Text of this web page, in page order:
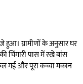
हुआ। ग्रामीणों के अनुसार घर
चिंगारी पास में रखे बांस
गई और पूरा कच्चा मकान